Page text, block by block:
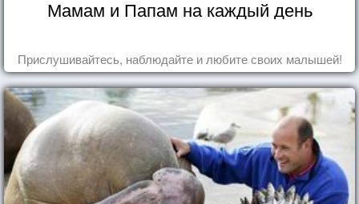
Мамам и Папам на каждый день
Прислушивайтесь, наблюдайте и любите своих малышей!